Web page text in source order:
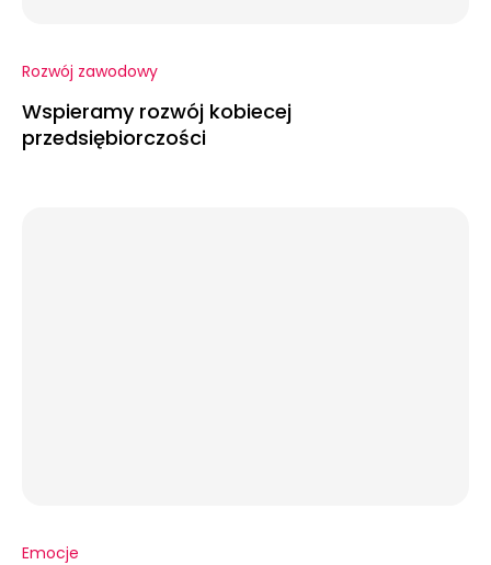
Rozwój zawodowy
Wspieramy rozwój kobiecej
przedsiębiorczości
Emocje